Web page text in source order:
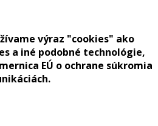
výraz "cookies" ako
a iné podobné technológie,
EÚ o ochrane súkromia